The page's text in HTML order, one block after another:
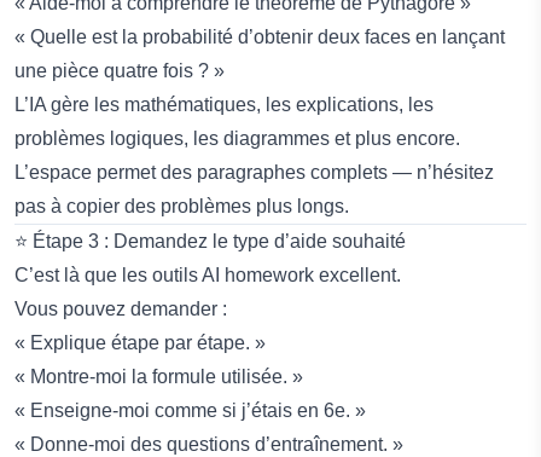
« Quelle est la probabilité d’obtenir deux faces en lançant
une pièce quatre fois ? »
L’IA gère les mathématiques, les explications, les
problèmes logiques, les diagrammes et plus encore.
L’espace permet des paragraphes complets — n’hésitez
pas à copier des problèmes plus longs.
⭐ Étape 3 : Demandez le type d’aide souhaité
C’est là que les outils AI homework excellent.
Vous pouvez demander :
« Explique étape par étape. »
« Montre-moi la formule utilisée. »
« Enseigne-moi comme si j’étais en 6e. »
« Donne-moi des questions d’entraînement. »